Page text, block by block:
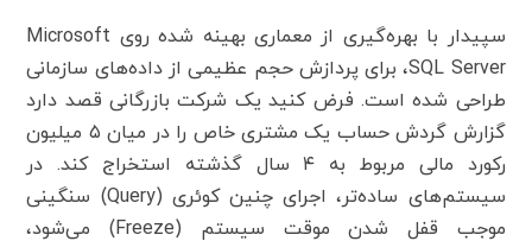
سپیدار با بهره‌گیری از معماری بهینه شده روی Microsoft
SQL Server، برای پردازش حجم عظیمی از داده‌های سازمانی
طراحی شده است. فرض کنید یک شرکت بازرگانی قصد دارد
گزارش گردش حساب یک مشتری خاص را در میان ۵ میلیون
رکورد مالی مربوط به ۴ سال گذشته استخراج کند. در
سیستم‌های ساده‌تر، اجرای چنین کوئری (Query) سنگینی
موجب قفل شدن موقت سیستم (Freeze) می‌شود،